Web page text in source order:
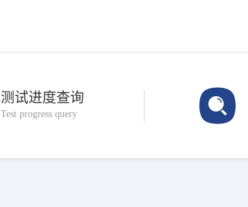
测试进度查询
Test progress query